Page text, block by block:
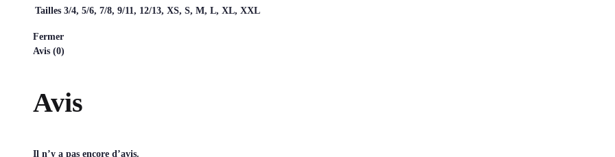
Tailles 3/4, 5/6, 7/8, 9/11, 12/13, XS, S, M, L, XL, XXL
Fermer
Avis (0)
Avis
Il n’y a pas encore d’avis.